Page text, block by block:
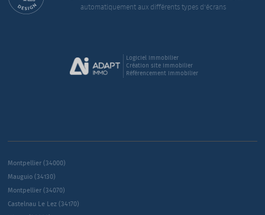
automatiquement aux différents types d'écrans
Logiciel immobilier
Création site immobilier
Référencement immobilier
Montpellier (34000)
Mauguio (34130)
Montpellier (34070)
Castelnau Le Lez (34170)